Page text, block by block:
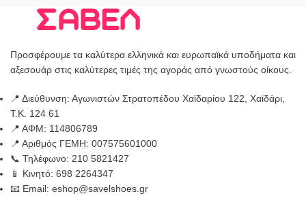
Προσφέρουμε τα καλύτερα ελληνικά και ευρωπαϊκά υποδήματα και
αξεσουάρ στις καλύτερες τιμές της αγοράς από γνωστούς οίκους.
📍 Διεύθυνση: Αγωνιστών Στρατοπέδου Χαϊδαρίου 122, Χαϊδάρι,
Τ.Κ. 124 61
📍 ΑΦΜ: 114806789
📍 Αριθμός ΓΕΜΗ: 007575601000
📞 Τηλέφωνο: 210 5821427
📱 Κινητό: 698 2264347
📧 Email: eshop@savelshoes.gr